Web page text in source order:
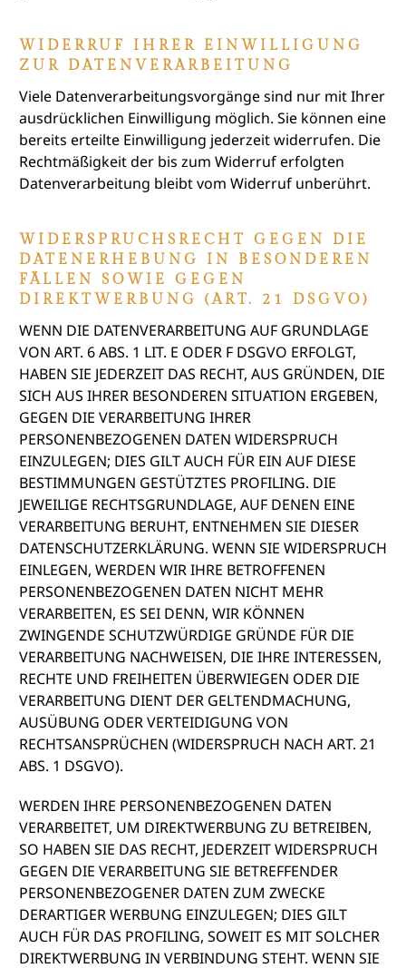
WIDERRUF IHRER EINWILLIGUNG
ZUR DATENVERARBEITUNG
Viele Datenverarbeitungsvorgänge sind nur mit Ihrer
ausdrücklichen Einwilligung möglich. Sie können eine
bereits erteilte Einwilligung jederzeit widerrufen. Die
Rechtmäßigkeit der bis zum Widerruf erfolgten
Datenverarbeitung bleibt vom Widerruf unberührt.
WIDERSPRUCHSRECHT GEGEN DIE
DATENERHEBUNG IN BESONDEREN
FÄLLEN SOWIE GEGEN
DIREKTWERBUNG (ART. 21 DSGVO)
WENN DIE DATENVERARBEITUNG AUF GRUNDLAGE
VON ART. 6 ABS. 1 LIT. E ODER F DSGVO ERFOLGT,
HABEN SIE JEDERZEIT DAS RECHT, AUS GRÜNDEN, DIE
SICH AUS IHRER BESONDEREN SITUATION ERGEBEN,
GEGEN DIE VERARBEITUNG IHRER
PERSONENBEZOGENEN DATEN WIDERSPRUCH
EINZULEGEN; DIES GILT AUCH FÜR EIN AUF DIESE
BESTIMMUNGEN GESTÜTZTES PROFILING. DIE
JEWEILIGE RECHTSGRUNDLAGE, AUF DENEN EINE
VERARBEITUNG BERUHT, ENTNEHMEN SIE DIESER
DATENSCHUTZERKLÄRUNG. WENN SIE WIDERSPRUCH
EINLEGEN, WERDEN WIR IHRE BETROFFENEN
PERSONENBEZOGENEN DATEN NICHT MEHR
VERARBEITEN, ES SEI DENN, WIR KÖNNEN
ZWINGENDE SCHUTZWÜRDIGE GRÜNDE FÜR DIE
VERARBEITUNG NACHWEISEN, DIE IHRE INTERESSEN,
RECHTE UND FREIHEITEN ÜBERWIEGEN ODER DIE
VERARBEITUNG DIENT DER GELTENDMACHUNG,
AUSÜBUNG ODER VERTEIDIGUNG VON
RECHTSANSPRÜCHEN (WIDERSPRUCH NACH ART. 21
ABS. 1 DSGVO).
WERDEN IHRE PERSONENBEZOGENEN DATEN
VERARBEITET, UM DIREKTWERBUNG ZU BETREIBEN,
SO HABEN SIE DAS RECHT, JEDERZEIT WIDERSPRUCH
GEGEN DIE VERARBEITUNG SIE BETREFFENDER
PERSONENBEZOGENER DATEN ZUM ZWECKE
DERARTIGER WERBUNG EINZULEGEN; DIES GILT
AUCH FÜR DAS PROFILING, SOWEIT ES MIT SOLCHER
DIREKTWERBUNG IN VERBINDUNG STEHT. WENN SIE